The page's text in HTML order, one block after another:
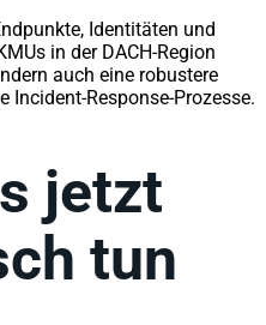
Identitäten und
in der DACH-Region
auch eine robustere
Incident-Response-Prozesse.
jetzt
tun